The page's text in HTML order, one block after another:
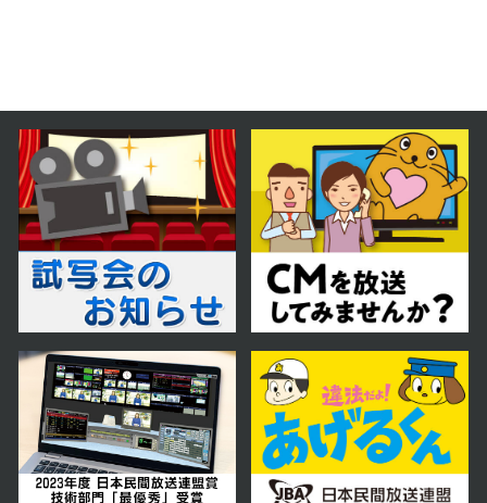
2025年01月31日 放送
第23話
2025年01月30日 放送
第22話
2025年01月29日 放送
第21話